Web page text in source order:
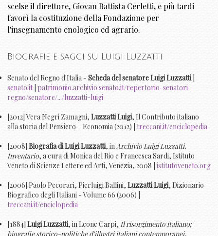
scelse il direttore, Giovan Battista Cerletti, e più tardi
favorì la costituzione della Fondazione per
l'insegnamento enologico ed agrario.
Biografie e saggi su Luigi Luzzatti
Senato del Regno d'Italia - Scheda del senatore Luigi Luzzatti|
senato.it| patrimonio.archivio.senato.it/repertorio-senatori-
regno/senatore/.../luzzatti-luigi
[2012] Vera Negri Zamagni, Luzzatti Luigi, Il Contributo italiano
alla storia del Pensiero – Economia (2012) | treccani.it/enciclopedia
[2008] Biografia di Luigi Luzzatti, inArchivio Luigi Luzzatti.
Inventario, a cura di Monica del Rio e Francesca Sardi, Istituto
Veneto di Scienze Lettere ed Arti, Venezia, 2008 | istitutoveneto.org
[2006] Paolo Pecorari, Pierluigi Ballini, Luzzatti Luigi, Dizionario
Biografico degli Italiani - Volume 66 (2006) |
treccani.it/enciclopedia
[1884]Luigi Luzzatti, in Leone Carpi, Il risorgimento italiano;
biografie storico-politiche d'illustri italiani contemporanei,